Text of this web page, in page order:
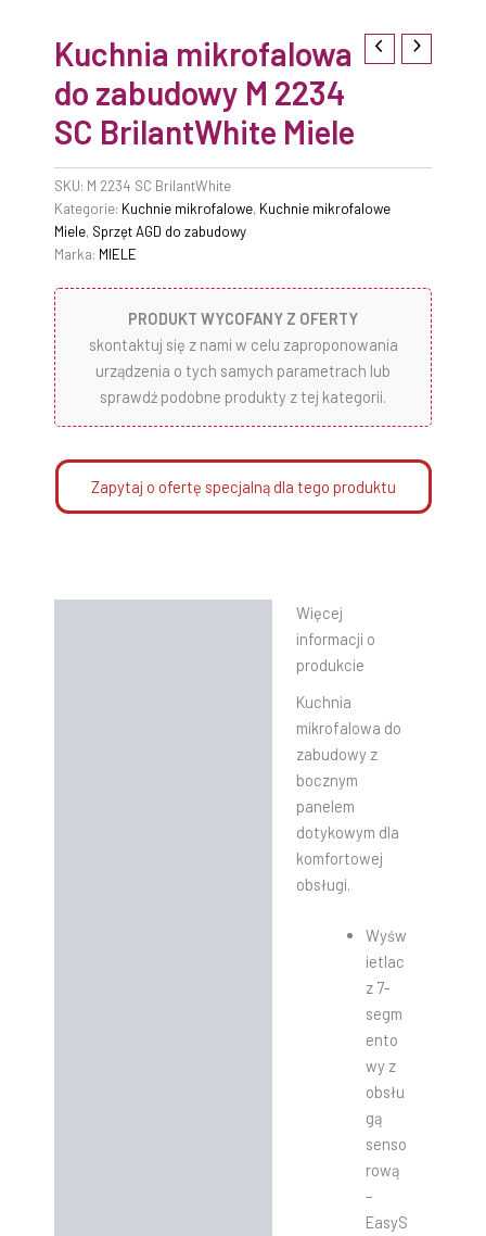
Kuchnia mikrofalowa
do zabudowy M 2234
SC BrilantWhite Miele
SKU: M 2234 SC BrilantWhite
Kategorie: Kuchnie mikrofalowe, Kuchnie mikrofalowe
Miele, Sprzęt AGD do zabudowy
Marka: MIELE
PRODUKT WYCOFANY Z OFERTY
skontaktuj się z nami w celu zaproponowania
urządzenia o tych samych parametrach lub
sprawdź podobne produkty z tej kategorii.
Zapytaj o ofertę specjalną dla tego produktu
Więcej
informacji o
produkcie
Kuchnia
mikrofalowa do
zabudowy z
bocznym
panelem
dotykowym dla
komfortowej
obsługi.
Wyśw
ietlac
z 7-
segm
ento
wy z
obsłu
gą
senso
rową
–
EasyS